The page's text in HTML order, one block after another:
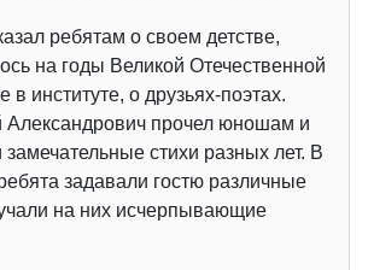
ребятам о своем детстве,
на годы Великой Отечественной
в институте, о друзьях-поэтах.
Александрович прочел юношам и
стихи разных лет. В
задавали гостю различные
на них исчерпывающие